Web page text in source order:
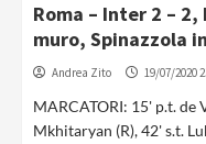
Roma – Inter 2 – 2,
muro, Spinazzola
Andrea Zito 19/07/2020
MARCATORI: 15' p.t. de
Mkhitaryan (R), 42' s.t.